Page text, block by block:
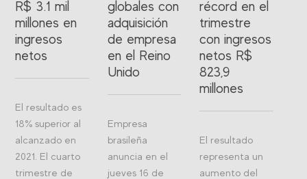
R$ 3.1 mil
millones en
ingresos
netos
El resultado es
18% superior al
alcanzado en
2021. El cuarto
trimestre de
globales con
adquisición
de empresa
en el Reino
Unido
Empresa
brasileña
anuncia en el
jueves 16 de
récord en el
trimestre
con ingresos
netos R$
823,9
millones
El resultado
representa un
aumento del